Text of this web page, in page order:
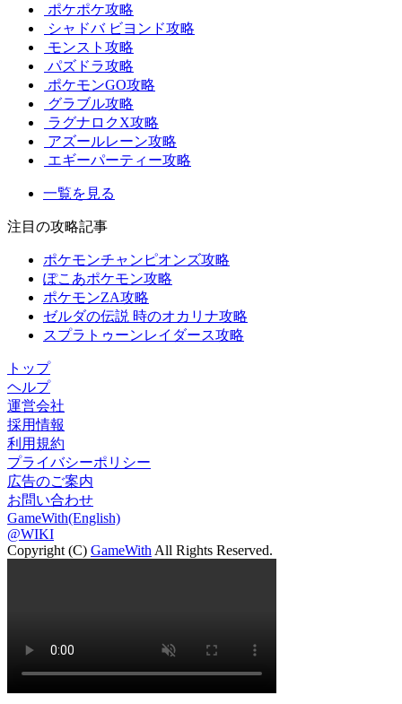
ポケポケ攻略
シャドバ ビヨンド攻略
モンスト攻略
パズドラ攻略
ポケモンGO攻略
グラブル攻略
ラグナロクX攻略
アズールレーン攻略
エギーパーティー攻略
一覧を見る
注目の攻略記事
ポケモンチャンピオンズ攻略
ぽこあポケモン攻略
ポケモンZA攻略
ゼルダの伝説 時のオカリナ攻略
スプラトゥーンレイダース攻略
トップ
ヘルプ
運営会社
採用情報
利用規約
プライバシーポリシー
広告のご案内
お問い合わせ
GameWith(English)
@WIKI
Copyright (C) GameWith All Rights Reserved.